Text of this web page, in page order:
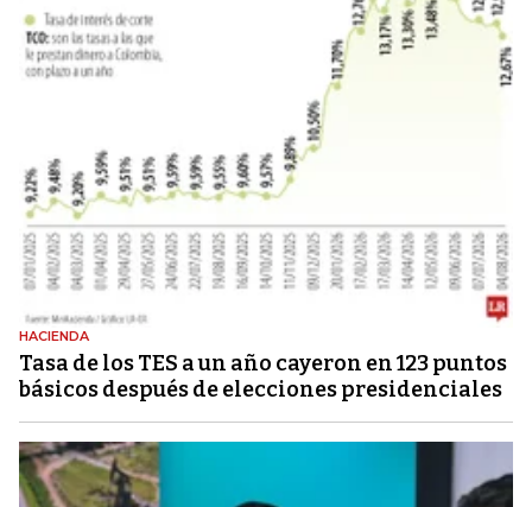
HACIENDA
Tasa de los TES a un año cayeron en 123 puntos
básicos después de elecciones presidenciales